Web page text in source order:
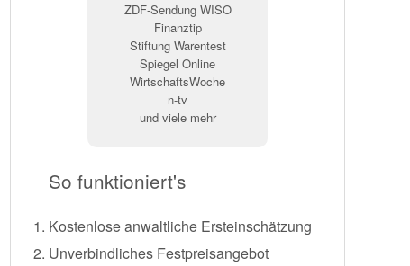
ZDF-Sendung WISO
Finanztip
Stiftung Warentest
Spiegel Online
WirtschaftsWoche
n-tv
und viele mehr
So funktioniert's
Kostenlose anwaltliche Ersteinschätzung
Unverbindliches Festpreisangebot